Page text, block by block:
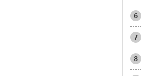
6
7
8